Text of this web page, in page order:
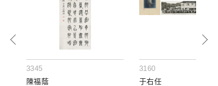
3345
陳福蔭
3160
于右任